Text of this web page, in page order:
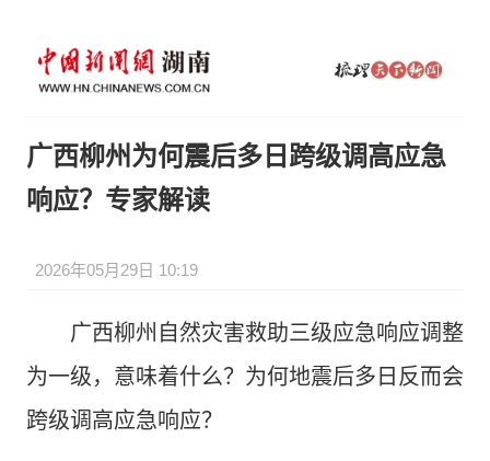
广西柳州为何震后多日跨级调高应急
响应？专家解读
2026年05月29日 10:19
广西柳州自然灾害救助三级应急响应调整
为一级，意味着什么？为何地震后多日反而会
跨级调高应急响应？